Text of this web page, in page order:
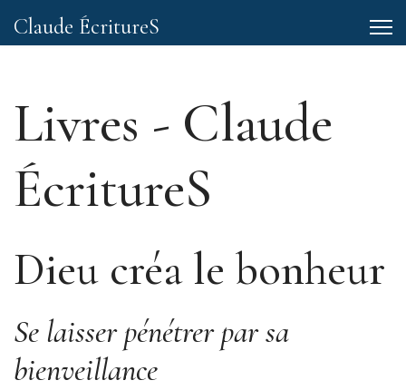
Claude ÉcritureS
Livres - Claude
ÉcritureS
Dieu créa le bonheur
Se laisser pénétrer par sa
bienveillance